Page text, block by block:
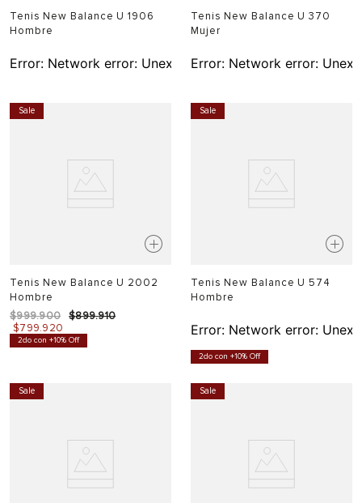
Tenis New Balance U 1906
Hombre
Error: Network error: Unexpected token T in JSON at
Tenis New Balance U 370
Mujer
Error: Network error:
Sale
Tenis New Balance U 2002
Hombre
$999.900 $899.910
$799.920
2do con +10% Off
Sale
Tenis New Balance U 574
Hombre
Error: Network error:
2do con +10% Off
Sale Sale